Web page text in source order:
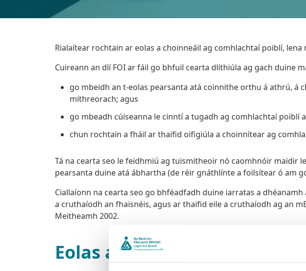
Rialaítear rochtain ar eolas a choinneáil ag comhlachtaí poiblí,
Cuireann an dlí FOI ar fáil go bhfuil cearta dlíthiúla ag gach duine
go mbeidh an t-eolas pearsanta atá coinnithe orthu á athrú, á
míthreorach; agus
go mbeadh cúiseanna le cinntí a tugadh ag comhlachtaí poiblí
chun rochtain a fháil ar thaifid oifigiúla a choinnítear ag
Tá na cearta seo le feidhmiú ag tuismitheoir nó caomhnóir maidir
pearsanta duine atá ábhartha (de réir gnáthlínte a foilsítear ó am
Ciallaíonn na cearta seo go bhféadfadh duine iarratas a
a cruthaíodh an fhaisnéis, agus ar thaifid eile a cruthaíodh ag an
Meitheamh 2002.
Eolas atá ar fáil go laethúil